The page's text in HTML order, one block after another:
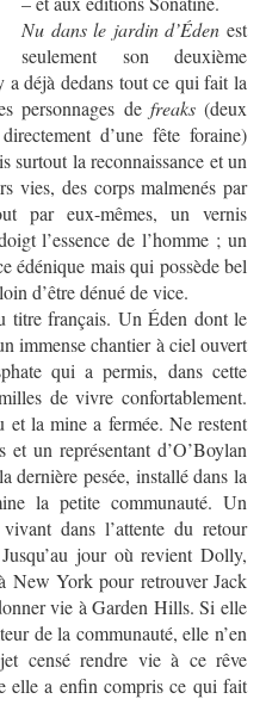
Nu dans le jardin d’Éden est
seulement son deuxième
déjà dedans tout ce qui fait la
personnages de freaks(deux
d’une fête foraine)
surtout la reconnaissance et un
vies, des corps malmenés par
par eux-mêmes, un vernis
l’essence de l’homme ; un
édénique mais qui possède bel
d’être dénué de vice.
titre français. Un Éden dont le
immense chantier à ciel ouvert
qui a permis, dans cette
de vivre confortablement.
la mine a fermée. Ne restent
un représentant d’O’Boylan
dernière pesée, installé dans la
la petite communauté. Un
dans l’attente du retour
jour où revient Dolly,
New York pour retrouver Jack
vie à Garden Hills. Si elle
de la communauté, elle n’en
censé rendre vie à ce rêve
elle a enfin compris ce qui fait